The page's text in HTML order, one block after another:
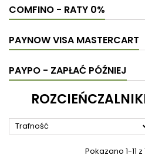
COMFINO - RATY 0%
PAYNOW VISA MASTERCART
PAYPO - ZAPŁAĆ PÓŹNIEJ
Trafność
Pokazano 1-11 z